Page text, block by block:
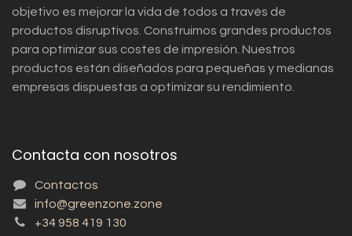
objetivo es mejorar la vida de todos a través de
productos disruptivos. Construimos grandes productos
para optimizar sus costes de impresión. Nuestros
productos están diseñados para pequeñas y medianas
empresas dispuestas a optimizar su rendimiento.
Contacta con nosotros
Contactos
info@greenzone.zone
+34 958 419 130